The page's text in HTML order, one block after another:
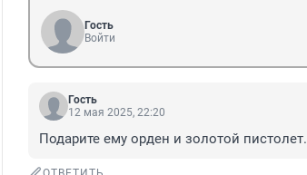
Гость
Войти
Гость
12 мая 2025, 22:20
Подарите ему орден и золотой пистолет.